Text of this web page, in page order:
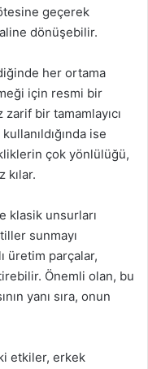
geçerek
dönüşebilir.
her ortama
için resmi bir
zarif bir tamamlayıcı
ise
çok yönlülüğü,
kılar.
klasik unsurları
sunmayı
üretim parçalar,
Önemli olan, bu
yanı sıra, onun
etkiler, erkek